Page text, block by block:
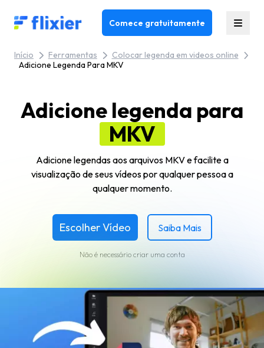
Flixier logo - Home Comece gratuitamente
Início Ferramentas
Colocar legenda em videos online
Adicione Legenda Para MKV
Adicione legenda para
MKV
Adicione legendas aos arquivos MKV e facilite a
visualização de seus vídeos por qualquer pessoa a
qualquer momento.
Escolher Vídeo Saiba Mais
Não é necessário criar uma conta